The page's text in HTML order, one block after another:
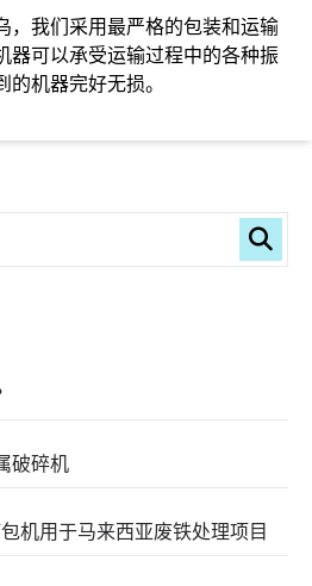
破碎机
机用于马来西亚废铁处理项目
，我们采用最严格的包装和运输
器可以承受运输过程中的各种振
机器完好无损。